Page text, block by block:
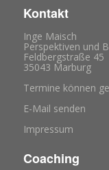
Kontakt
Inge Maisch
Perspektiven und
Feldbergstraße 45
35043 Marburg
Termine können
E-Mail senden
Impressum
Coaching